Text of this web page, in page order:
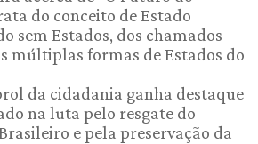
do conceito de Estado
sem Estados, dos chamados
múltiplas formas de Estados do
da cidadania ganha destaque
na luta pelo resgate do
e pela preservação da